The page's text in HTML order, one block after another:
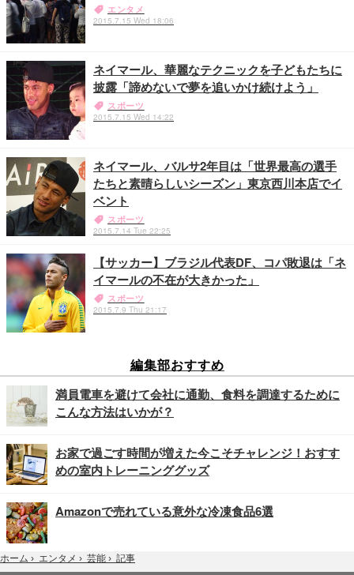
エンタメ
2015.7.15 Wed 18:06
ネイマール、華麗なテクニックを子どもたちに
披露「諦めないで夢を追いかけ続けよう」
スポーツ
2015.7.15 Wed 14:22
ネイマール、バルサ2年目は「世界最高の選手
たちと素晴らしいシーズン」東京西川本店でイ
ベント
スポーツ
2015.7.14 Tue 22:25
【サッカー】ブラジル代表DF、コパ敗退は「ネ
イマールの不在が大きかった」
スポーツ
2015.7.9 Thu 21:17
編集部おすすめ
満員電車を避けて会社に通勤、食料を調達するために
こんな方法はいかが？
お家で過ごす時間が増えた今こそチャレンジ！おすす
めの室内トレーニンググッズ
Amazonで売れている意外な冷凍食品6選
ホーム › エンタメ › 芸能 › 記事